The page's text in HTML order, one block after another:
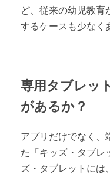
ど、従来の幼児教育
するケースも少なく
専用タブレッ
があるか？
アプリだけでなく、
た「キッズ・タブレ
ズ・タブレットには